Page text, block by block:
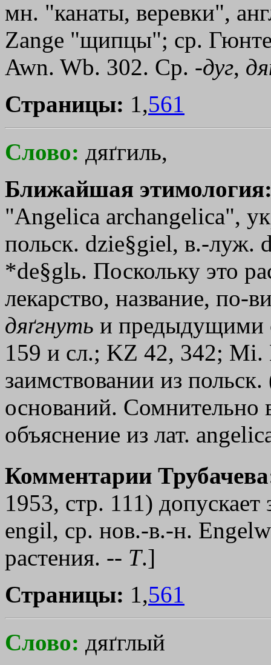
мн. "канаты, веревки",
Zange "щипцы"; ср.
Awn. Wb. 302. Ср. -дуг,
Страницы: 1,561
Слово: дяґгиль,
Ближайшая
"Angelica archangelica",
польск. dzie§giel, в.-луж.
*de§glь. Поскольку это
лекарство, название, по-
дяґгнуть и предыдущими
159 и сл.; KZ 42, 342;
заимствовании из
оснований. Сомнительно
объяснение из лат.
Комментарии
1953, стр. 111)
engil, ср. нов.-в.-н.
растения. -- Т.]
Страницы: 1,561
Слово: дяґглый